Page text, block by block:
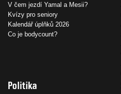
V čem jezdí Yamal a Mesii?
Kvízy pro seniory
Kalendář úplňků 2026
Co je bodycount?
Politika